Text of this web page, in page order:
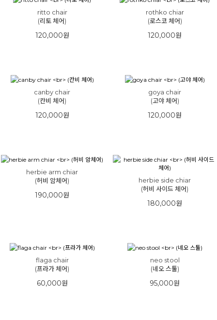
ritto chair
(리토 체어)
120,000원
rothko chiar
(로스코 체어)
120,000원
canby chair
(칸비 체어)
120,000원
goya chair
(고야 체어)
120,000원
herbie arm chiar
(허비 암체어)
190,000원
herbie side chiar
(허비 사이드 체어)
180,000원
flaga chair
(프라가 체어)
60,000원
neo stool
(네오 스툴)
95,000원